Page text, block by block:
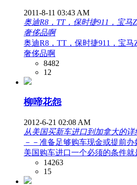
2011-8-11 03:43 AM
奥迪R8，TT，保时捷911，宝马
奢侈品啊
奥迪R8，TT，保时捷911，宝马
奢侈品啊
8482
12
柳啼花怨
2012-6-21 02:08 AM
从美国买新车进口到加拿大的详
－－准备足够购车现金或提前
美国购车进口一个必须的条件就
14263
15